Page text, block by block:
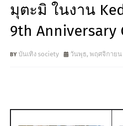
มุตะมิ ในงาน
9th Anniversary
บันเทิง society วันพุธ, พฤศจิกายน